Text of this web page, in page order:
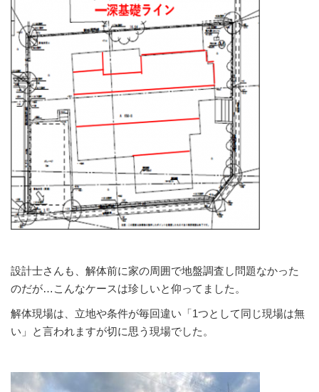
設計士さんも、解体前に家の周囲で地盤調査し問題なかった
のだが…こんなケースは珍しいと仰ってました。
解体現場は、立地や条件が毎回違い「1つとして同じ現場は無
い」と言われますが切に思う現場でした。